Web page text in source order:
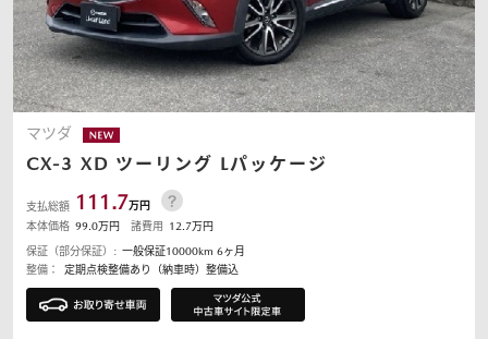
マツダ
CX-3 XD ツーリング Lパッケージ
支払総額 111.7万円
本体価格 99.0万円 諸費用 12.7万円
保証（部分保証）: 一般保証10000km 6ヶ月
整備：
定期点検整備あり（納車時）整備込